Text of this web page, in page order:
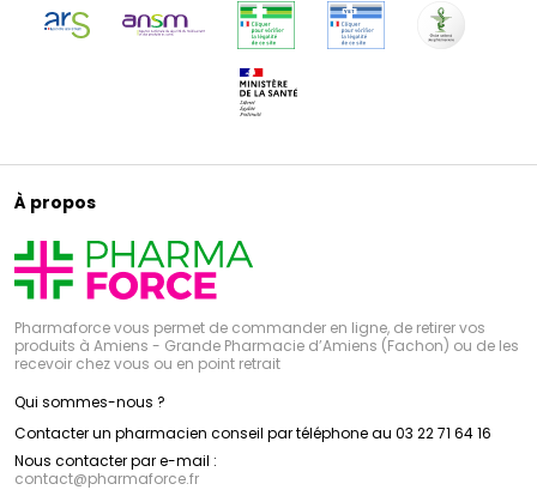
À propos
Pharmaforce vous permet de commander en ligne, de retirer vos
produits à Amiens - Grande Pharmacie d’Amiens (Fachon) ou de les
recevoir chez vous ou en point retrait
Qui sommes-nous ?
Contacter un pharmacien conseil par téléphone au 03 22 71 64 16
Nous contacter par e-mail :
contact@pharmaforce.fr